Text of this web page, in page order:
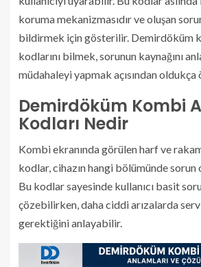
koruma mekanizmasıdır ve oluşan
bildirmek için gösterilir. Demirdöküm
kodlarını bilmek, sorunun kaynağını
müdahaleyi yapmak açısından oldukça
Demirdöküm Kombi
Kodları Nedir
Kombi ekranında görülen harf ve
kodlar, cihazın hangi bölümünde sorun
Bu kodlar sayesinde kullanıcı basit
çözebilirken, daha ciddi arızalarda
gerektiğini anlayabilir.